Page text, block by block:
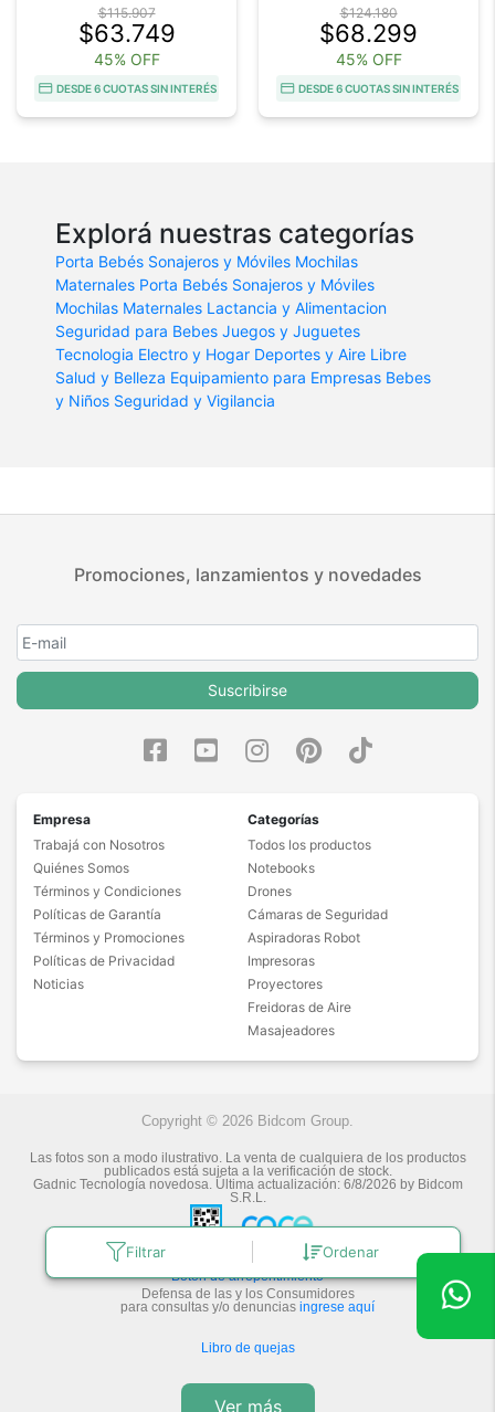
Filtrar Ordenar
$115.907
$63.749
45% OFF
DESDE 6 CUOTAS SIN INTERÉS
$124.180
$68.299
45% OFF
DESDE 6 CUOTAS SIN INTERÉS
Explorá nuestras categorías
Porta Bebés Sonajeros y Móviles Mochilas
Maternales Porta Bebés Sonajeros y Móviles
Mochilas Maternales Lactancia y Alimentacion
Seguridad para Bebes Juegos y Juguetes
Tecnologia Electro y Hogar Deportes y Aire Libre
Salud y Belleza Equipamiento para Empresas Bebes
y Niños Seguridad y Vigilancia
Promociones, lanzamientos y novedades
Suscribirse
Empresa
Trabajá con Nosotros
Quiénes Somos
Términos y Condiciones
Políticas de Garantía
Términos y Promociones
Políticas de Privacidad
Noticias
Categorías
Todos los productos
Notebooks
Drones
Cámaras de Seguridad
Aspiradoras Robot
Impresoras
Proyectores
Freidoras de Aire
Masajeadores
Copyright © 2026 Bidcom Group.
Las fotos son a modo ilustrativo. La venta de cualquiera de los productos
publicados está sujeta a la verificación de stock.
Gadnic Tecnología novedosa. Última actualización: 6/8/2026 by Bidcom
S.R.L.
Botón de arrepentimiento
Defensa de las y los Consumidores
para consultas y/o denuncias ingrese aquí
Libro de quejas
Ver más